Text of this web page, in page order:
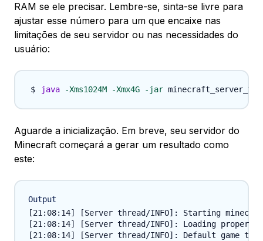
RAM se ele precisar. Lembre-se, sinta-se livre para
ajustar esse número para um que encaixe nas
limitações de seu servidor ou nas necessidades do
usuário:
java -Xms1024M -Xmx4G -jar
Aguarde a inicialização. Em breve, seu servidor do
Minecraft começará a gerar um resultado como
este:
Output
[21:08:14] [Server thread/INFO]: Starting
[21:08:14] [Server thread/INFO]: Loading
[21:08:14] [Server thread/INFO]: Default game type: